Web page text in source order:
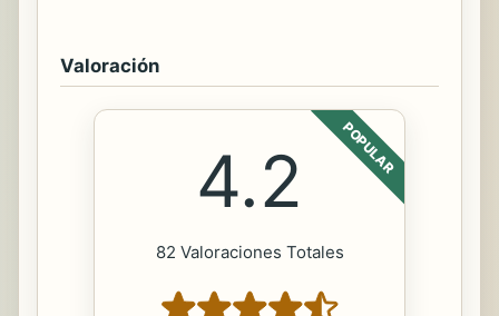
Valoración
POPULAR
4.2
82 Valoraciones Totales